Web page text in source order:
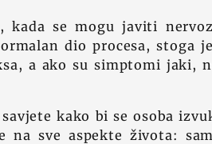
se mogu javiti
dio procesa, stoga
a ako su simptomi jaki,
kako bi se osoba
na sve aspekte života: